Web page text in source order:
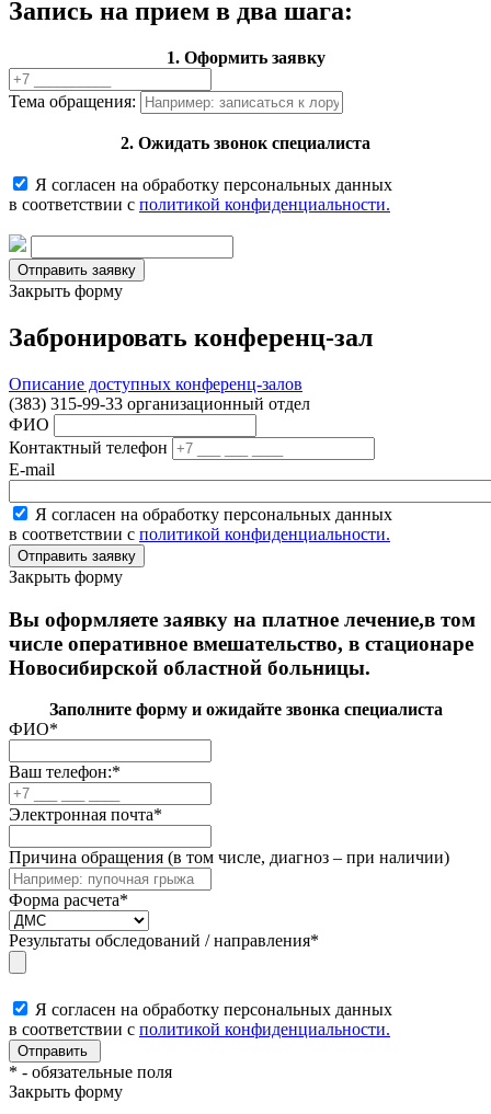
Запись на прием в два шага:
1. Оформить заявку
Тема обращения:
2. Ожидать звонок специалиста
Я согласен на обработку персональных данных
в соответствии с политикой конфиденциальности.
Закрыть форму
Забронировать конференц-зал
Описание доступных конференц-залов
(383) 315-99-33 организационный отдел
ФИО
Контактный телефон
E-mail
Я согласен на обработку персональных данных
в соответствии с политикой конфиденциальности.
Закрыть форму
Вы оформляете заявку на платное лечение,в том
числе оперативное вмешательство, в стационаре
Новосибирской областной больницы.
Заполните форму и ожидайте звонка специалиста
ФИО*
Ваш телефон:*
Электронная почта*
Причина обращения (в том числе, диагноз – при наличии)
Форма расчета*
Результаты обследований / направления*
Я согласен на обработку персональных данных
в соответствии с политикой конфиденциальности.
* - обязательные поля
Закрыть форму